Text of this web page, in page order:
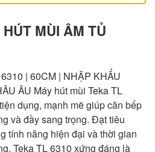
MÙI ÂM TỦ
| 60CM | NHẬP KHẨU
ÂU Máy hút mùi Teka TL
dụng, mạnh mẽ giúp căn bếp
và đầy sang trọng. Đạt tiêu
tính năng hiện đại và thời gian
Teka TL 6310 xứng đáng là